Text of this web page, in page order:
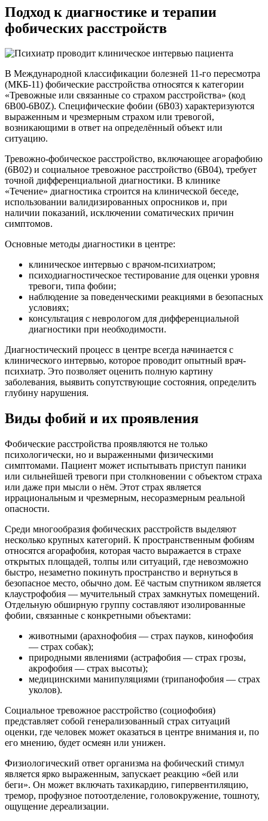
Подход к диагностике и терапии
фобических расстройств
В Международной классификации болезней 11-го пересмотра
(МКБ-11) фобические расстройства относятся к категории
«Тревожные или связанные со страхом расстройства» (код
6B00-6B0Z). Специфические фобии (6B03) характеризуются
выраженным и чрезмерным страхом или тревогой,
возникающими в ответ на определённый объект или
ситуацию.
Тревожно-фобическое расстройство, включающее агорафобию
(6B02) и социальное тревожное расстройство (6B04), требует
точной дифференциальной диагностики. В клинике
«Течение» диагностика строится на клинической беседе,
использовании валидизированных опросников и, при
наличии показаний, исключении соматических причин
симптомов.
Основные методы диагностики в центре:
клиническое интервью с врачом-психиатром;
психодиагностическое тестирование для оценки уровня
тревоги, типа фобии;
наблюдение за поведенческими реакциями в безопасных
условиях;
консультация с неврологом для дифференциальной
диагностики при необходимости.
Диагностический процесс в центре всегда начинается с
клинического интервью, которое проводит опытный врач-
психиатр. Это позволяет оценить полную картину
заболевания, выявить сопутствующие состояния, определить
глубину нарушения.
Виды фобий и их проявления
Фобические расстройства проявляются не только
психологически, но и выраженными физическими
симптомами. Пациент может испытывать приступ паники
или сильнейшей тревоги при столкновении с объектом страха
или даже при мысли о нём. Этот страх является
иррациональным и чрезмерным, несоразмерным реальной
опасности.
Среди многообразия фобических расстройств выделяют
несколько крупных категорий. К пространственным фобиям
относятся агорафобия, которая часто выражается в страхе
открытых площадей, толпы или ситуаций, где невозможно
быстро, незаметно покинуть пространство и вернуться в
безопасное место, обычно дом. Её частым спутником является
клаустрофобия — мучительный страх замкнутых помещений.
Отдельную обширную группу составляют изолированные
фобии, связанные с конкретными объектами:
животными (арахнофобия — страх пауков, кинофобия
— страх собак);
природными явлениями (астрафобия — страх грозы,
акрофобия — страх высоты);
медицинскими манипуляциями (трипанофобия — страх
уколов).
Социальное тревожное расстройство (социофобия)
представляет собой генерализованный страх ситуаций
оценки, где человек может оказаться в центре внимания и, по
его мнению, будет осмеян или унижен.
Физиологический ответ организма на фобический стимул
является ярко выраженным, запускает реакцию «бей или
беги». Он может включать тахикардию, гипервентиляцию,
тремор, профузное потоотделение, головокружение, тошноту,
ощущение дереализации.